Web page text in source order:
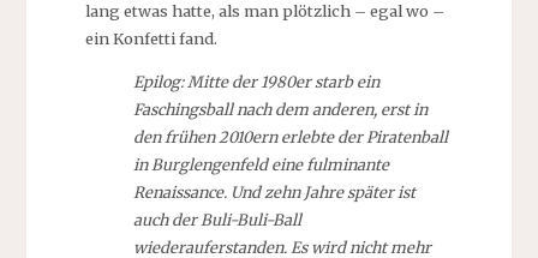
lang etwas hatte, als man plötzlich – egal wo –
ein Konfetti fand.
Epilog: Mitte der 1980er starb ein
Faschingsball nach dem anderen, erst in
den frühen 2010ern erlebte der Piratenball
in Burglengenfeld eine fulminante
Renaissance. Und zehn Jahre später ist
auch der Buli-Buli-Ball
wiederauferstanden. Es wird nicht mehr